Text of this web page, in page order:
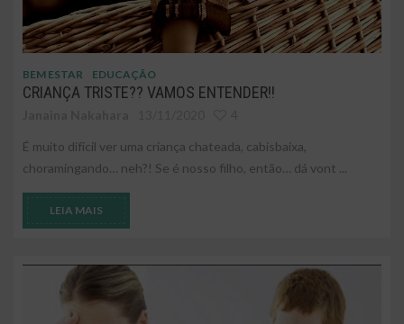
BEM ESTAR EDUCAÇÃO
CRIANÇA TRISTE?? VAMOS ENTENDER!!
É muito difícil ver uma criança chateada, cabisbaixa,
choramingando… neh?! Se é nosso filho, então… dá vont ...
LEIA MAIS